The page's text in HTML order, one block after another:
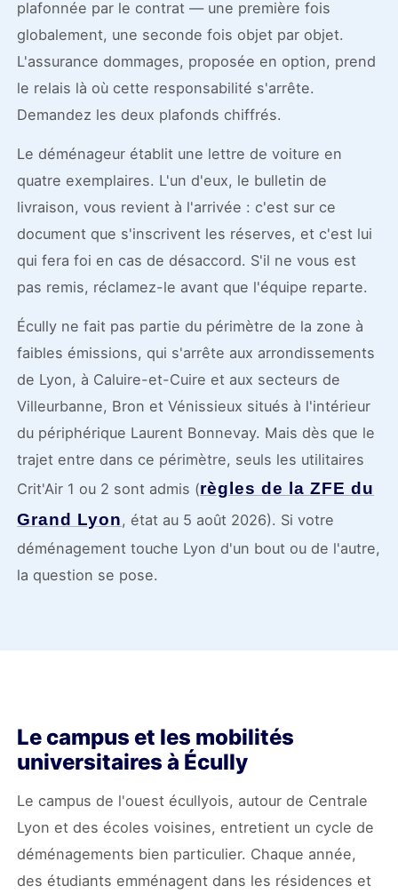
plafonnée par le contrat — une première fois
globalement, une seconde fois objet par objet.
L'assurance dommages, proposée en option, prend
le relais là où cette responsabilité s'arrête.
Demandez les deux plafonds chiffrés.
Le déménageur établit une lettre de voiture en
quatre exemplaires. L'un d'eux, le bulletin de
livraison, vous revient à l'arrivée : c'est sur ce
document que s'inscrivent les réserves, et c'est lui
qui fera foi en cas de désaccord. S'il ne vous est
pas remis, réclamez-le avant que l'équipe reparte.
Écully ne fait pas partie du périmètre de la zone à
faibles émissions, qui s'arrête aux arrondissements
de Lyon, à Caluire-et-Cuire et aux secteurs de
Villeurbanne, Bron et Vénissieux situés à l'intérieur
du périphérique Laurent Bonnevay. Mais dès que le
trajet entre dans ce périmètre, seuls les utilitaires
Crit'Air 1 ou 2 sont admis (règles de la ZFE du
Grand Lyon, état au 5 août 2026). Si votre
déménagement touche Lyon d'un bout ou de l'autre,
la question se pose.
Le campus et les mobilités
universitaires à Écully
Le campus de l'ouest écullyois, autour de Centrale
Lyon et des écoles voisines, entretient un cycle de
déménagements bien particulier. Chaque année,
des étudiants emménagent dans les résidences et